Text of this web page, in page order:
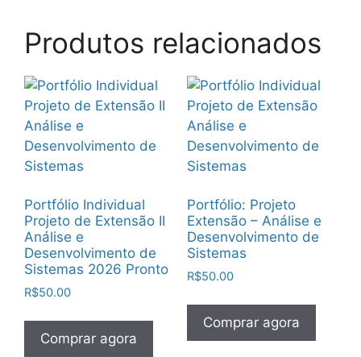
Produtos relacionados
Portfólio Individual
Projeto de Extensão II
Análise e
Desenvolvimento de
Sistemas 2026 Pronto
R$50.00
Comprar agora
Portfólio: Projeto
Extensão – Análise e
Desenvolvimento de
Sistemas
R$50.00
Comprar agora